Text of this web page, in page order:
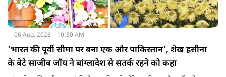
06 Aug, 2026 10:30 AM
'भारत की पूर्वी सीमा पर बना एक और पाकिस्तान', शेख हसीना
के बेटे साजीब जॉय ने बांग्लादेश से सतर्क रहने को कहा